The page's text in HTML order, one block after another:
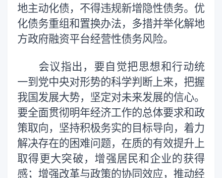
地主动化债，不得违规新增隐性债务。优
化债务重组和置换办法，多措并举化解地
方政府融资平台经营性债务风险。
会议指出，要自觉把思想和行动统
一到党中央对形势的科学判断上来，把握
我国发展大势，坚定对未来发展的信心。
要全面贯彻明年经济工作的总体要求和政
策取向，坚持积极务实的目标导向，着力
解决存在的困难问题，在质的有效提升上
取得更大突破，增强居民和企业的获得
感；增强改革与政策的协同效应，推动经